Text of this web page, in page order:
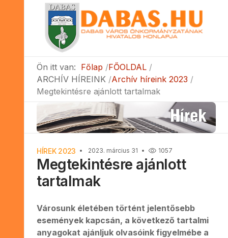
Ön itt van: Főlap
FŐOLDAL
ARCHÍV HÍREINK Archív híreink 2023
Megtekintésre ajánlott tartalmak
HÍREK 2023 2023. március 31 1057
Megtekintésre ajánlott
tartalmak
Városunk életében történt jelentősebb
események kapcsán, a következő tartalmi
anyagokat ajánljuk olvasóink figyelmébe a